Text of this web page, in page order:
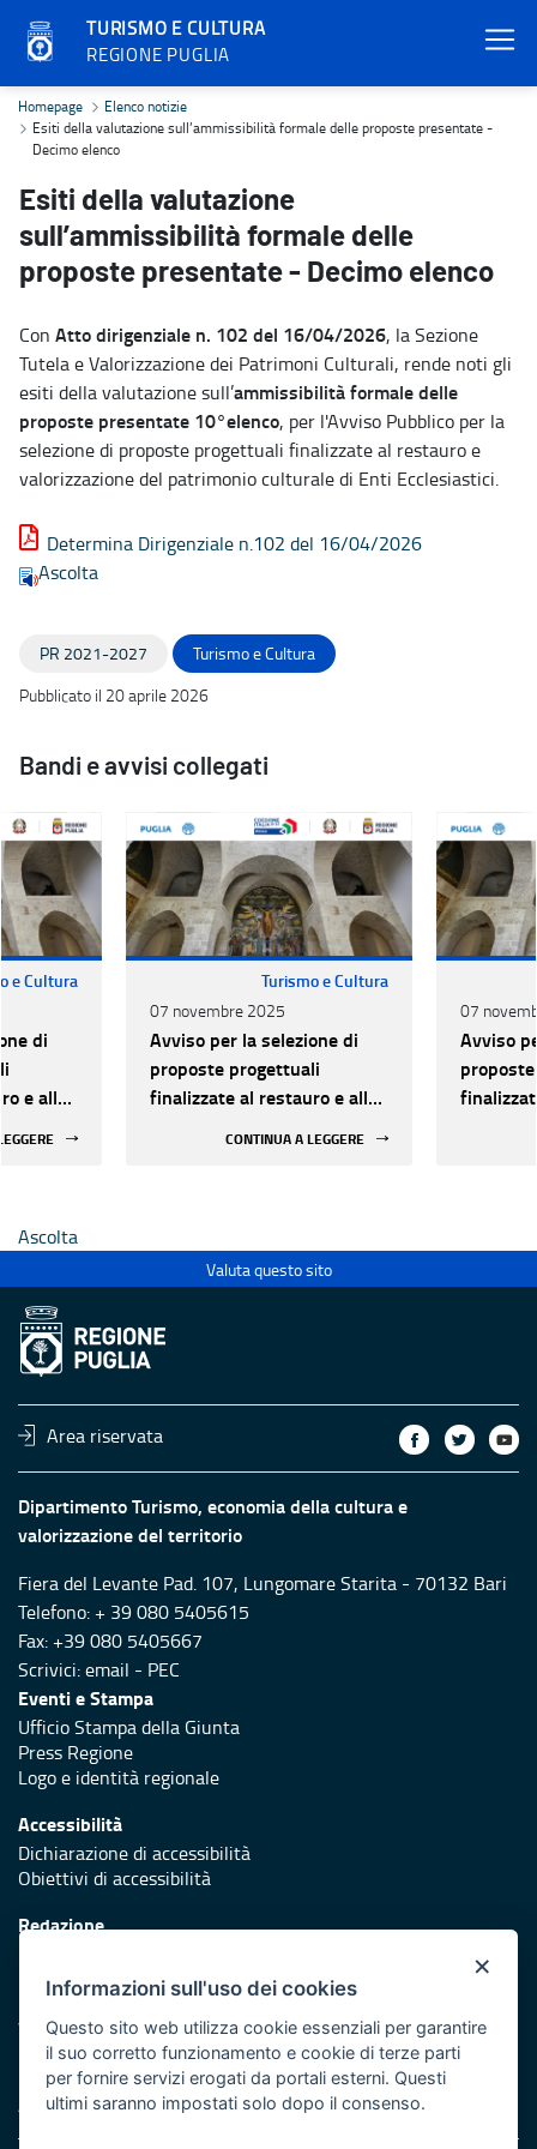
TURISMO E CULTURA
REGIONE PUGLIA
Esiti della valutazione sull’ammissibilità formale delle proposte
Homepage
Elenco notizie
Esiti della valutazione sull’ammissibilità formale delle proposte presentate -
Decimo elenco
Esiti della valutazione
sull’ammissibilità formale delle
proposte presentate - Decimo elenco
Con Atto dirigenziale n. 102 del 16/04/2026, la Sezione
Tutela e Valorizzazione dei Patrimoni Culturali, rende noti gli
esiti della valutazione sull’ammissibilità formale delle
proposte presentate 10°elenco, per l'Avviso Pubblico per la
selezione di proposte progettuali finalizzate al restauro e
valorizzazione del patrimonio culturale di Enti Ecclesiastici.
Determina Dirigenziale n.102 del 16/04/2026
Ascolta
PR 2021-2027
Turismo e Cultura
Pubblicato il 20 aprile 2026
Bandi e avvisi collegati
e Cultura
di
e alla
Turismo e Cultura
07 novembre 2025
Avviso per la selezione di
proposte progettuali
finalizzate al restauro e alla
CONTINUA A LEGGERE
07
Avviso
Ascolta
Valuta questo sito
Area riservata
Dipartimento Turismo, economia della cultura e
valorizzazione del territorio
Fiera del Levante Pad. 107, Lungomare Starita - 70132 Bari
Telefono: + 39 080 5405615
Fax: +39 080 5405667
Scrivici:email - PEC
Eventi e Stampa
Ufficio Stampa della Giunta
Press Regione
Logo e identità regionale
Accessibilità
Dichiarazione di accessibilità
Obiettivi di accessibilità
Redazione
Protezione civile
Vai al sito di Protezione Civile Puglia
Iniziativa finanziata con risorse del POR Puglia 2014/2020 -
Asse XI
×
Informazioni sull'uso dei cookies
Questo sito web utilizza cookie essenziali per garantire
il suo corretto funzionamento e cookie di terze parti
per fornire servizi erogati da portali esterni. Questi
ultimi saranno impostati solo dopo il consenso.